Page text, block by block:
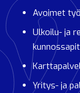
Avoimet
Ulkoilu- ja
Yritys- ja